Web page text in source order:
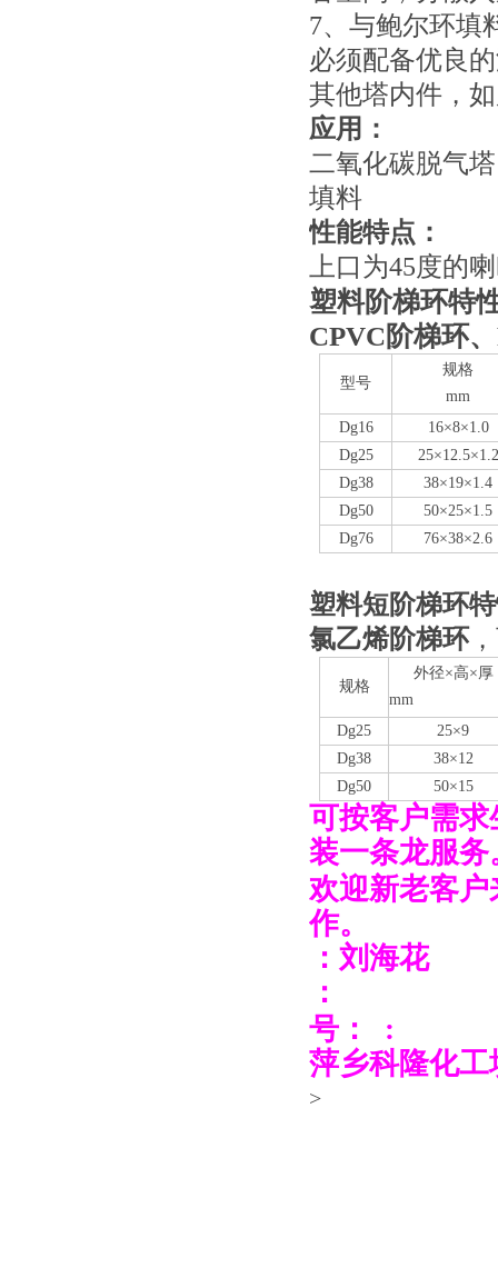
7、 与鲍尔环填
必须配备优良
其他塔内件，
应用：
二氧化碳脱气
填料
性能特点：
上口为45度的
塑料阶梯环特
CPVC阶梯环
型号
规格
mm
Dg16
16×8×1.0
Dg25
25×12.5×1.2
Dg38
38×19×1.4
Dg50
50×25×1.5
Dg76 76×38×2.6
塑料短阶梯环
氯乙烯阶梯环
规格
外径×高×厚
mm
Dg25
25×9
Dg38
38×12
Dg50 50×15
可按客户需
装一条龙服务
欢迎新老客
作。
：刘海花
：
号： :
萍乡科隆化
>